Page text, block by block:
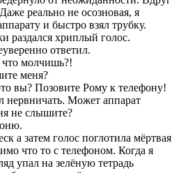
реально не осозновая, я
и быстро взял трубку.
раздался хриплый голос.
ответил.
молчишь?!
меня?
вы? Позовите Рому к телефону!
нервничать. Может аппарат
не слышите?
а затем голос поглотила мёртвая
что то с телефоном. Когда я
упал на зелёную тетрадь